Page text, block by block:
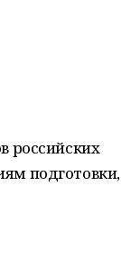
российских
подготовки,